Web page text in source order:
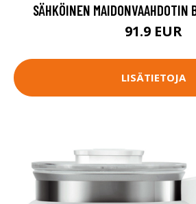
SÄHKÖINEN
91.9 EUR
LISÄTIETOJA